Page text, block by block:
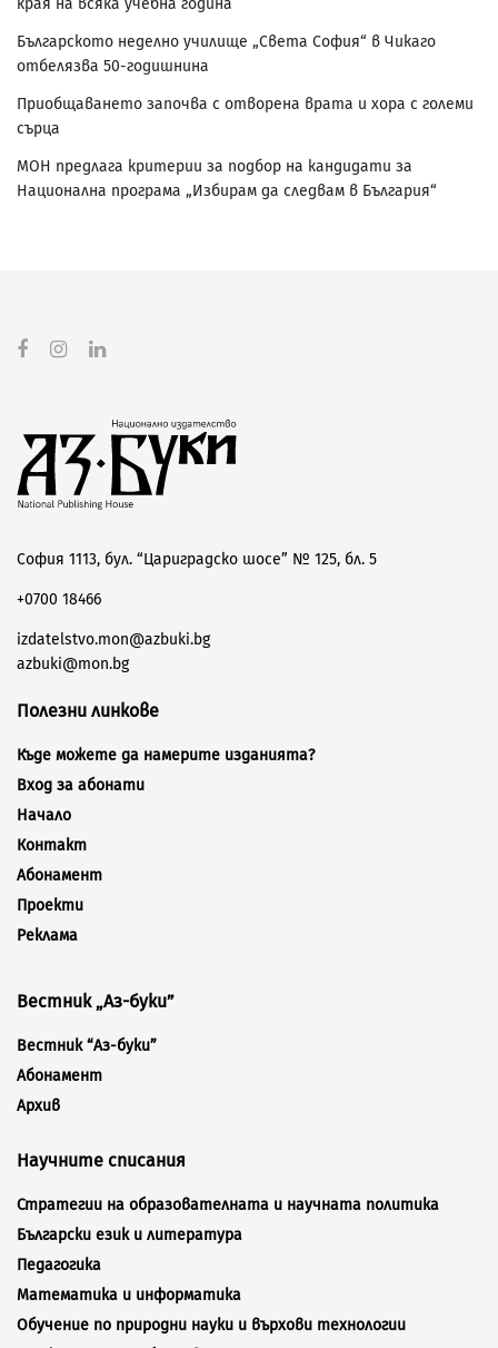
края на всяка учебна година
Българското неделно училище „Света София“ в Чикаго
отбелязва 50-годишнина
Приобщаването започва с отворена врата и хора с големи
сърца
МОН предлага критерии за подбор на кандидати за
Национална програма „Избирам да следвам в България“
София 1113, бул. “Цариградско шосе” № 125, бл. 5
+0700 18466
izdatelstvo.mon@azbuki.bg
azbuki@mon.bg
Полезни линкове
Къде можете да намерите изданията?
Вход за абонати
Начало
Контакт
Абонамент
Проекти
Реклама
Вестник „Аз-буки”
Вестник “Аз-буки”
Абонамент
Архив
Научните списания
Стратегии на образователната и научната политика
Български език и литература
Педагогика
Математика и информатика
Обучение по природни науки и върхови технологии